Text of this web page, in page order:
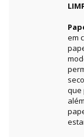
em
que